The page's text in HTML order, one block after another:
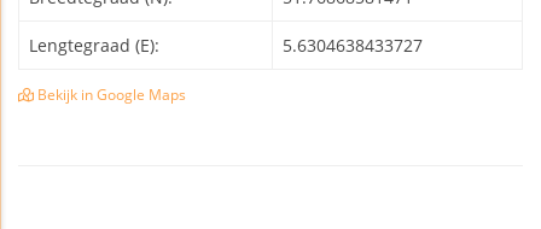
Lengtegraad (E): 5.6304638433727
Bekijk in Google Maps